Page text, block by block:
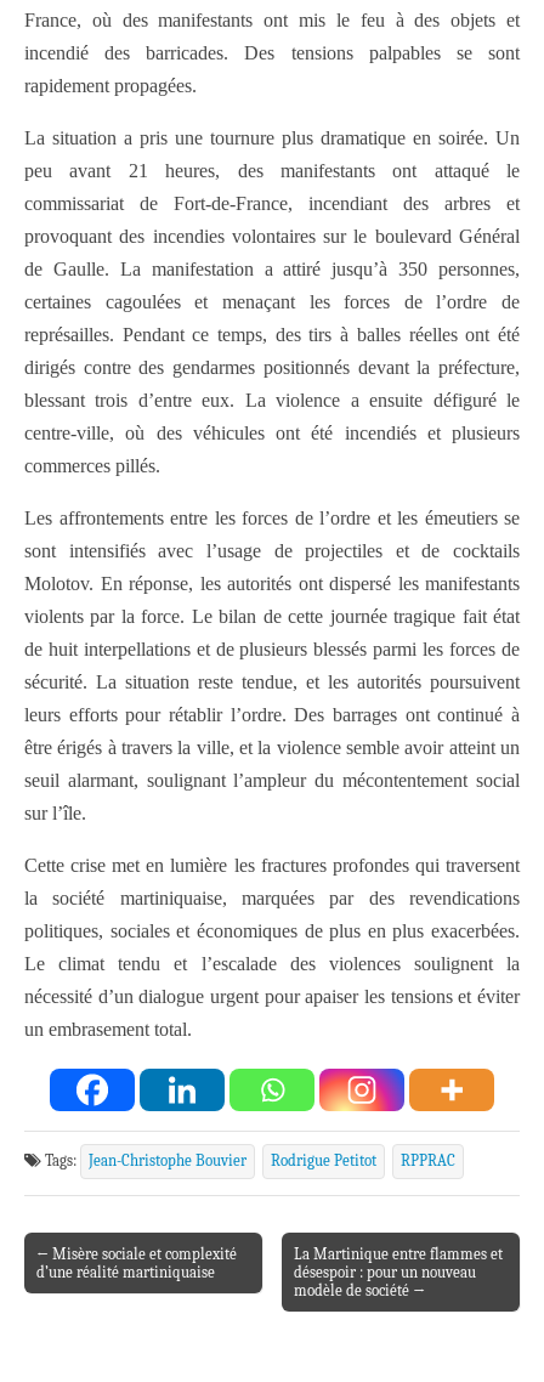
France, où des manifestants ont mis le feu à des objets et
incendié des barricades. Des tensions palpables se sont
rapidement propagées.
La situation a pris une tournure plus dramatique en soirée. Un
peu avant 21 heures, des manifestants ont attaqué le
commissariat de Fort-de-France, incendiant des arbres et
provoquant des incendies volontaires sur le boulevard Général
de Gaulle. La manifestation a attiré jusqu’à 350 personnes,
certaines cagoulées et menaçant les forces de l’ordre de
représailles. Pendant ce temps, des tirs à balles réelles ont été
dirigés contre des gendarmes positionnés devant la préfecture,
blessant trois d’entre eux. La violence a ensuite défiguré le
centre-ville, où des véhicules ont été incendiés et plusieurs
commerces pillés.
Les affrontements entre les forces de l’ordre et les émeutiers se
sont intensifiés avec l’usage de projectiles et de cocktails
Molotov. En réponse, les autorités ont dispersé les manifestants
violents par la force. Le bilan de cette journée tragique fait état
de huit interpellations et de plusieurs blessés parmi les forces de
sécurité. La situation reste tendue, et les autorités poursuivent
leurs efforts pour rétablir l’ordre. Des barrages ont continué à
être érigés à travers la ville, et la violence semble avoir atteint un
seuil alarmant, soulignant l’ampleur du mécontentement social
sur l’île.
Cette crise met en lumière les fractures profondes qui traversent
la société martiniquaise, marquées par des revendications
politiques, sociales et économiques de plus en plus exacerbées.
Le climat tendu et l’escalade des violences soulignent la
nécessité d’un dialogue urgent pour apaiser les tensions et éviter
un embrasement total.
Tags: Jean-Christophe Bouvier Rodrigue Petitot RPPRAC
Post navigation
← Misère sociale et complexité
d’une réalité martiniquaise
La Martinique entre flammes et
désespoir : pour un nouveau
modèle de société →